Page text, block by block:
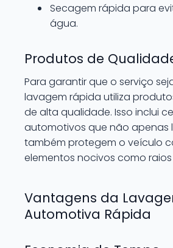
Secagem rápida para
água.
Produtos de
Para garantir que o serviço
lavagem rápida utiliza
de alta qualidade. Isso inclui
automotivos que não apenas
também protegem o veículo
elementos nocivos como raios
Vantagens da
Automotiva Rápida